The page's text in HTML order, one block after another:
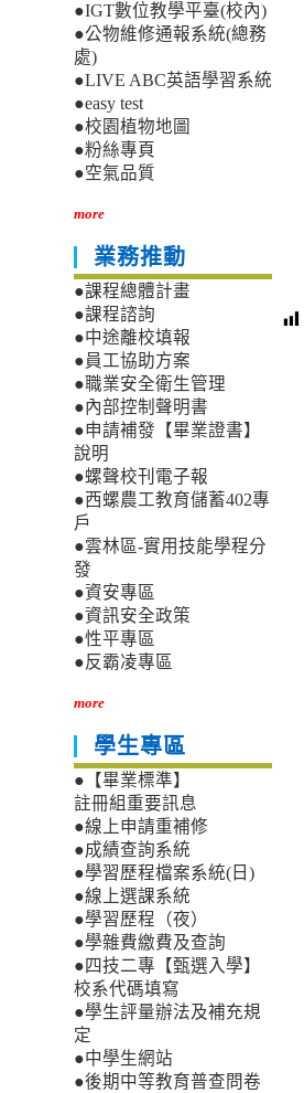
●IGT數位教學平臺(校內)
●公物維修通報系統(總務
處)
●LIVE ABC英語學習系統
●easy test
●校園植物地圖
●粉絲專頁
●空氣品質
more
業務推動
●課程總體計畫
●課程諮詢
●中途離校填報
●員工協助方案
●職業安全衛生管理
●內部控制聲明書
●申請補發【畢業證書】
說明
●螺聲校刊電子報
●西螺農工教育儲蓄402專
戶
●雲林區-實用技能學程分
發
●資安專區
●資訊安全政策
●性平專區
●反霸凌專區
more
學生專區
●【畢業標準】
註冊組重要訊息
●線上申請重補修
●成績查詢系統
●學習歷程檔案系統(日)
●線上選課系統
●學習歷程（夜）
●學雜費繳費及查詢
●四技二專【甄選入學】
校系代碼填寫
●學生評量辦法及補充規
定
●中學生網站
●後期中等教育普查問卷